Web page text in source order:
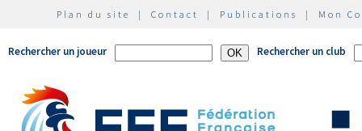
Plan du site | Contact | Publications | Mon
Rechercher un joueur Rechercher un club